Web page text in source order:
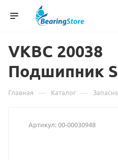
VKBC 20038
о
Подшипник
Главная — Каталог —
Артикул:00-00030948